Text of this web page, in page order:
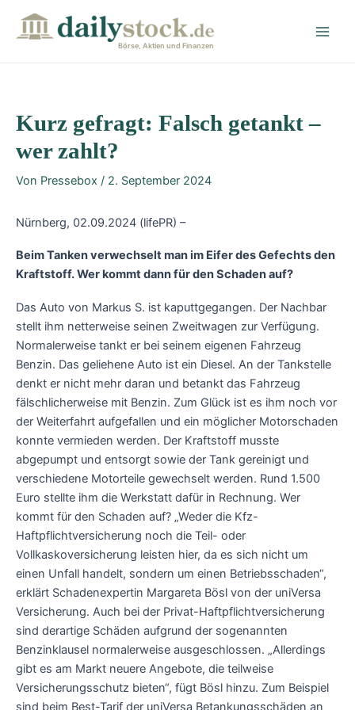
Börse, Aktien und Finanzen
Kurz gefragt: Falsch getankt –
wer zahlt?
Von Pressebox / 2. September 2024
Nürnberg, 02.09.2024 (lifePR) –
Beim Tanken verwechselt man im Eifer des Gefechts den
Kraftstoff. Wer kommt dann für den Schaden auf?
Das Auto von Markus S. ist kaputtgegangen. Der Nachbar
stellt ihm netterweise seinen Zweitwagen zur Verfügung.
Normalerweise tankt er bei seinem eigenen Fahrzeug
Benzin. Das geliehene Auto ist ein Diesel. An der Tankstelle
denkt er nicht mehr daran und betankt das Fahrzeug
fälschlicherweise mit Benzin. Zum Glück ist es ihm noch vor
der Weiterfahrt aufgefallen und ein möglicher Motorschaden
konnte vermieden werden. Der Kraftstoff musste
abgepumpt und entsorgt sowie der Tank gereinigt und
verschiedene Motorteile gewechselt werden. Rund 1.500
Euro stellte ihm die Werkstatt dafür in Rechnung. Wer
kommt für den Schaden auf? „Weder die Kfz-
Haftpflichtversicherung noch die Teil- oder
Vollkaskoversicherung leisten hier, da es sich nicht um
einen Unfall handelt, sondern um einen Betriebsschaden“,
erklärt Schadenexpertin Margareta Bösl von der uniVersa
Versicherung. Auch bei der Privat-Haftpflichtversicherung
sind derartige Schäden aufgrund der sogenannten
Benzinklausel normalerweise ausgeschlossen. „Allerdings
gibt es am Markt neuere Angebote, die teilweise
Versicherungsschutz bieten“, fügt Bösl hinzu. Zum Beispiel
sind beim Best-Tarif der uniVersa Betankungsschäden an